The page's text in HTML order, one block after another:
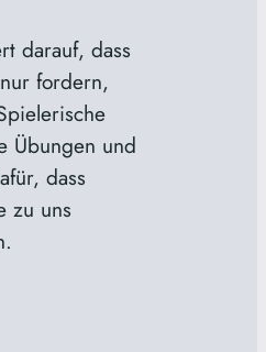
darauf, dass
fordern,
Übungen und
dass
zu uns